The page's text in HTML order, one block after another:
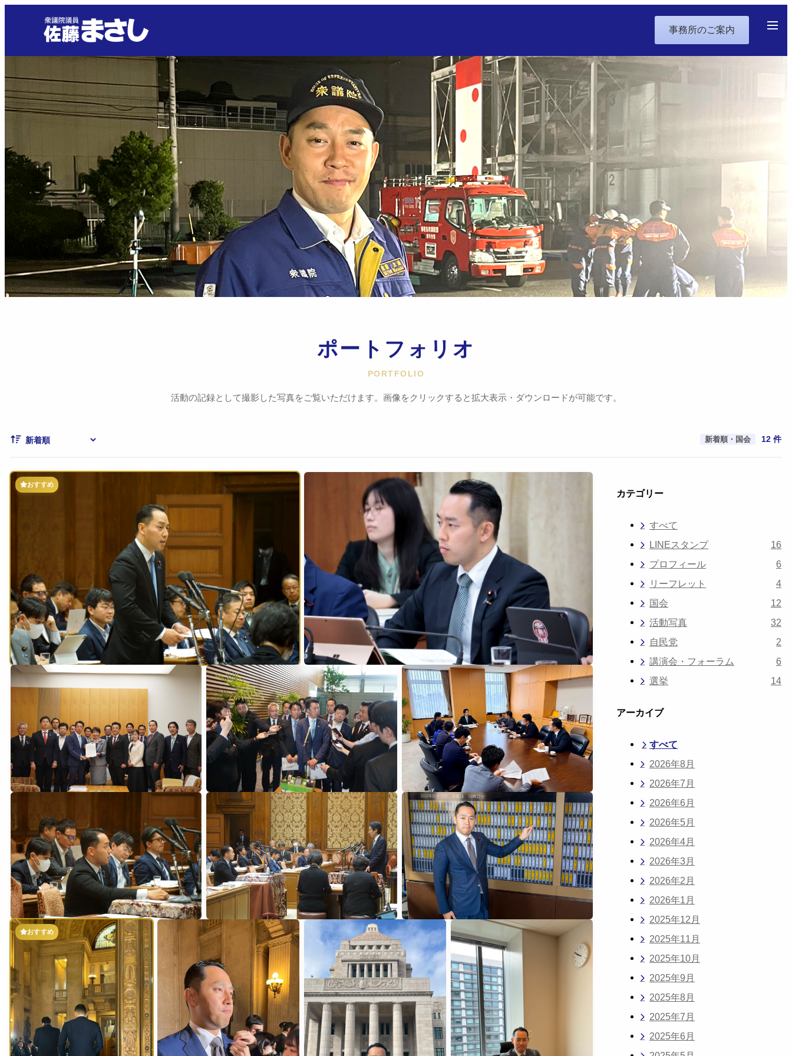
事務所のご案内
ポートフォリオ
PORTFOLIO
活動の記録として撮影した写真をご覧いただけます。画像をクリックすると拡大表示・ダウンロードが可能です。
新着順・国会 12 件
おすすめ
2026年6月17日 0
2026年6月11日 0 2026年6月11日 0 2026年6月9日 0
2026年5月27日 2026年5月27日 2026年2月18日 0
おすすめ
カテゴリー
すべて
LINEスタンプ
16
プロフィール
6
リーフレット
4
国会
12
活動写真
32
自民党
2
講演会・フォーラム
6
選挙
14
アーカイブ
すべて
2026年8月
2026年7月
2026年6月
2026年5月
2026年4月
2026年3月
2026年2月
2026年1月
2025年12月
2025年11月
2025年10月
2025年9月
2025年8月
2025年7月
2025年6月